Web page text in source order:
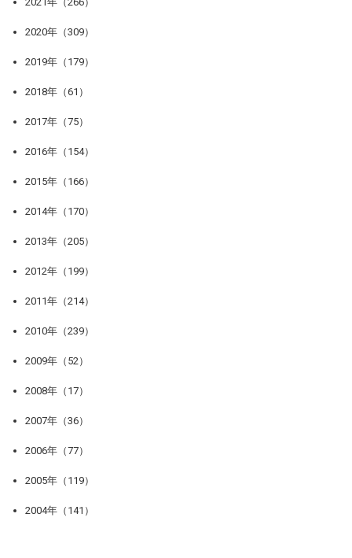
2020年（309）
2019年（179）
2018年（61）
2017年（75）
2016年（154）
2015年（166）
2014年（170）
2013年（205）
2012年（199）
2011年（214）
2010年（239）
2009年（52）
2008年（17）
2007年（36）
2006年（77）
2005年（119）
2004年（141）